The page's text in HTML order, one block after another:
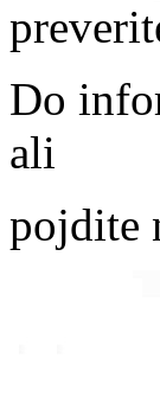
Do
ali
pojdite